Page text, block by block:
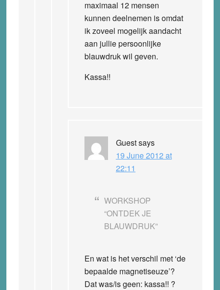
maximaal 12 mensen
kunnen deelnemen is omdat
ik zoveel mogelijk aandacht
aan jullie persoonlijke
blauwdruk wil geven.
Kassa!!
Guestsays
19 June 2012 at
22:11
WORKSHOP
“ONTDEK JE
BLAUWDRUK”
En wat is het verschil met ‘de
bepaalde magnetiseuze’?
Dat was/is geen: kassa!! ?